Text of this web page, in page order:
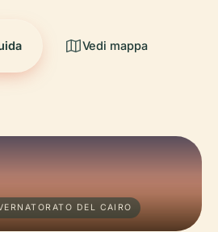
Vedi mappa
DEL CAIRO